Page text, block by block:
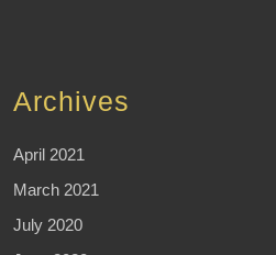
Archives
April 2021
March 2021
July 2020